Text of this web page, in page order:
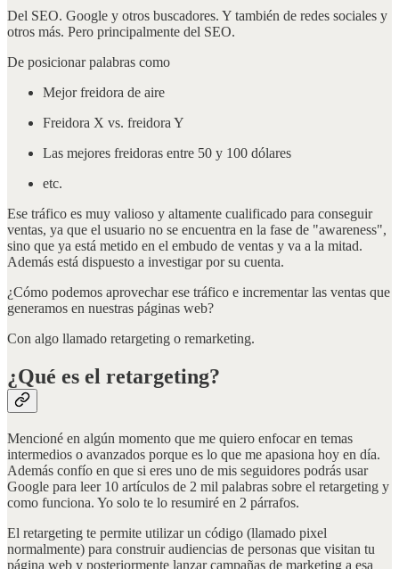
Del SEO. Google y otros buscadores. Y también de redes sociales y
otros más. Pero principalmente del SEO.
De posicionar palabras como
Mejor freidora de aire
Freidora X vs. freidora Y
Las mejores freidoras entre 50 y 100 dólares
etc.
Ese tráfico es muy valioso y altamente cualificado para conseguir
ventas, ya que el usuario no se encuentra en la fase de "awareness",
sino que ya está metido en el embudo de ventas y va a la mitad.
Además está dispuesto a investigar por su cuenta.
¿Cómo podemos aprovechar ese tráfico e incrementar las ventas que
generamos en nuestras páginas web?
Con algo llamado retargeting o remarketing.
¿Qué es el retargeting?
Mencioné en algún momento que me quiero enfocar en temas
intermedios o avanzados porque es lo que me apasiona hoy en día.
Además confío en que si eres uno de mis seguidores podrás usar
Google para leer 10 artículos de 2 mil palabras sobre el retargeting y
como funciona. Yo solo te lo resumiré en 2 párrafos.
El retargeting te permite utilizar un código (llamado pixel
normalmente) para construir audiencias de personas que visitan tu
página web y posteriormente lanzar campañas de marketing a esa